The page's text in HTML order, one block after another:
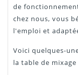
de
chez nous, vous
l'emploi et
Voici quelques-
la table de mixage